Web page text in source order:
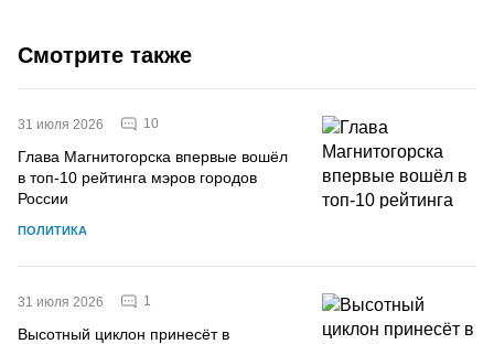
Смотрите также
31 июля 2026 10
Глава Магнитогорска впервые вошёл
в топ-10 рейтинга мэров городов
России
ПОЛИТИКА
31 июля 2026 1
Высотный циклон принесёт в